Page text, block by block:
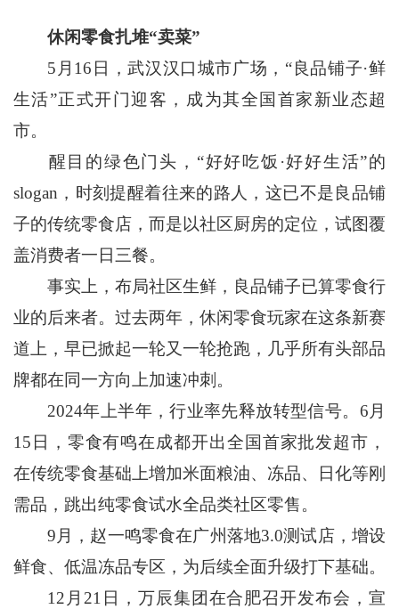
休闲零食扎堆“卖菜”
5月16日，武汉汉口城市广场，“良品铺子·鲜
生活”正式开门迎客，成为其全国首家新业态超
市。
醒目的绿色门头，“好好吃饭·好好生活”的
slogan，时刻提醒着往来的路人，这已不是良品铺
子的传统零食店，而是以社区厨房的定位，试图覆
盖消费者一日三餐。
事实上，布局社区生鲜，良品铺子已算零食行
业的后来者。过去两年，休闲零食玩家在这条新赛
道上，早已掀起一轮又一轮抢跑，几乎所有头部品
牌都在同一方向上加速冲刺。
2024年上半年，行业率先释放转型信号。6月
15日，零食有鸣在成都开出全国首家批发超市，
在传统零食基础上增加米面粮油、冻品、日化等刚
需品，跳出纯零食试水全品类社区零售。
9月，赵一鸣零食在广州落地3.0测试店，增设
鲜食、低温冻品专区，为后续全面升级打下基础。
12月21日，万辰集团在合肥召开发布会，宣